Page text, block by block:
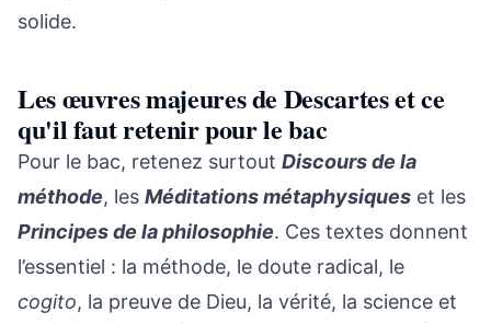
solide.
Les œuvres majeures de Descartes et ce
qu'il faut retenir pour le bac
Pour le bac, retenez surtout Discours de la
méthode, les Méditations métaphysiques et les
Principes de la philosophie. Ces textes donnent
l’essentiel : la méthode, le doute radical, le
cogito, la preuve de Dieu, la vérité, la science et